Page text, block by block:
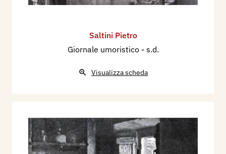
Saltini Pietro
Giornale umoristico - s.d.
Visualizza scheda